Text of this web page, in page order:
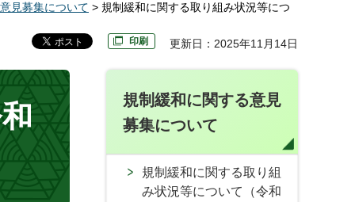
見募集について > 規制緩和に関する取り組み状況等につ
印刷 更新日：2025年11月14日
規制緩和に関する意見
募集について
規制緩和に関する取り組
み状況等について（令和